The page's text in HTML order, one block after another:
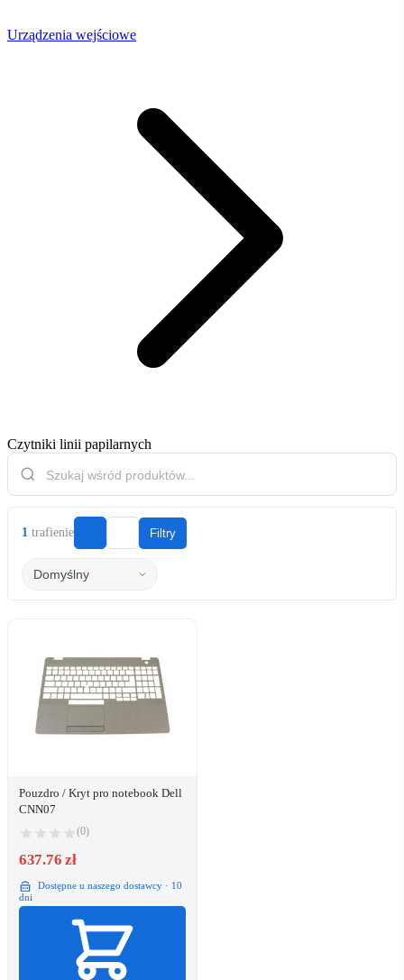
Urządzenia wejściowe
Czytniki linii papilarnych
1 trafienie Filtry
Pouzdro / Kryt pro notebook Dell
CNN07
(0)
637.76 zł
Dostępne u naszego dostawcy · 10
dni